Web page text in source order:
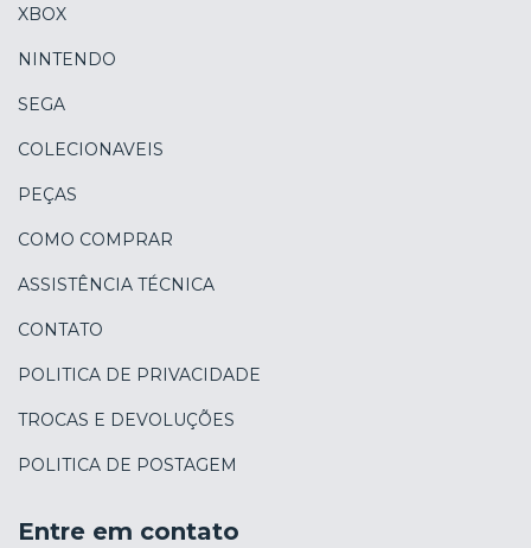
XBOX
NINTENDO
SEGA
COLECIONAVEIS
PEÇAS
COMO COMPRAR
ASSISTÊNCIA TÉCNICA
CONTATO
POLITICA DE PRIVACIDADE
TROCAS E DEVOLUÇÕES
POLITICA DE POSTAGEM
Entre em contato